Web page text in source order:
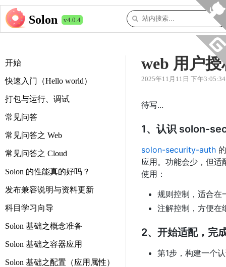
Solon v4.0.4
开始
快速入门（Hello world）
打包与运行、调试
常见问答
常见问答之 Web
常见问答之 Cloud
Solon 的性能真的好吗？
发布兼容说明与资料更新
科目学习向导
Solon 基础之概念准备
Solon 基础之容器应用
Solon 基础之配置（应用属性）
web 用户
2025年11月11日 下午3:05:34
待写...
1、认识 solon-
solon-security-auth
应用。功能会少，但适
使用：
规则控制，适合在
注解控制，方便在
2、开始适配，完
第1步，构建一个